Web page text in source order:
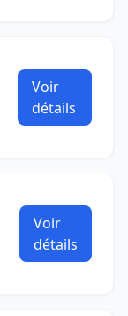
Voir
détails
Voir
détails